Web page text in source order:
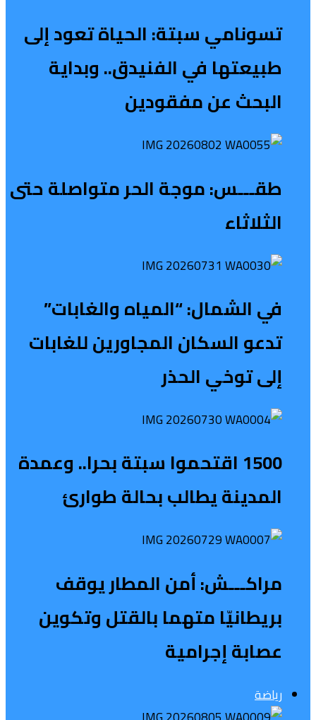
تسونامي سبتة: الحياة تعود إلى
طبيعتها في الفنيدق.. وبداية
البحث عن مفقودين
طقـــس: موجة الحر متواصلة حتى
الثلاثاء
في الشمال: “المياه والغابات”
تدعو السكان المجاورين للغابات
إلى توخي الحذر
1500 اقتحموا سبتة بحرا.. وعمدة
المدينة يطالب بحالة طوارئ
مراكـــش: أمن المطار يوقف
بريطانيّا متهما بالقتل وتكوين
عصابة إجرامية
رياضة